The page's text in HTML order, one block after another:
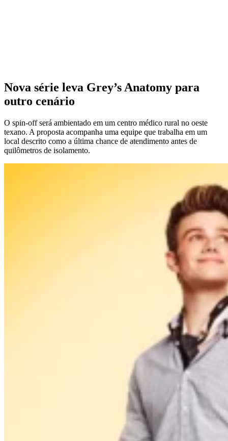
Nova série leva Grey’s Anatomy para
outro cenário
O spin-off será ambientado em um centro médico rural no oeste
texano. A proposta acompanha uma equipe que trabalha em um
local descrito como a última chance de atendimento antes de
quilômetros de isolamento.